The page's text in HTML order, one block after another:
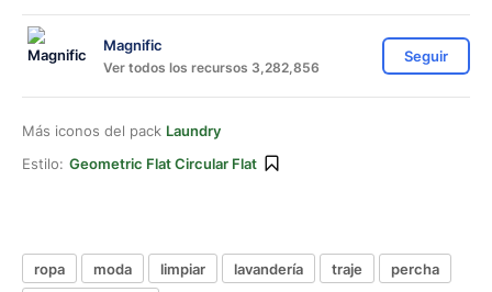
Magnific
Ver todos los recursos 3,282,856
Seguir
Más iconos del pack Laundry
Estilo: Geometric Flat Circular Flat
ropa moda limpiar lavandería traje
percha